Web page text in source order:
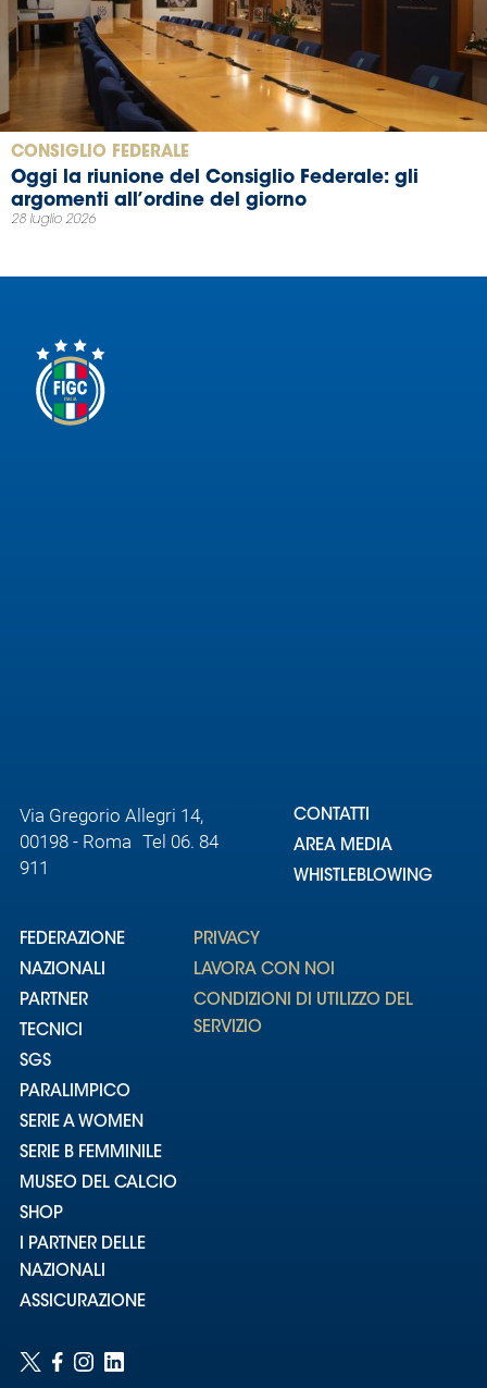
CONSIGLIO FEDERALE
Oggi la riunione del Consiglio Federale: gli
argomenti all’ordine del giorno
28 luglio 2026
Via Gregorio Allegri 14,
00198 - Roma Tel 06. 84
911
CONTATTI
AREA MEDIA
WHISTLEBLOWING
FEDERAZIONE
NAZIONALI
PARTNER
TECNICI
SGS
PARALIMPICO
SERIE A WOMEN
SERIE B FEMMINILE
MUSEO DEL CALCIO
SHOP
I PARTNER DELLE
NAZIONALI
ASSICURAZIONE
PRIVACY
LAVORA CON NOI
CONDIZIONI DI UTILIZZO DEL
SERVIZIO